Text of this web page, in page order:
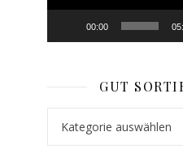
00:00
GUT